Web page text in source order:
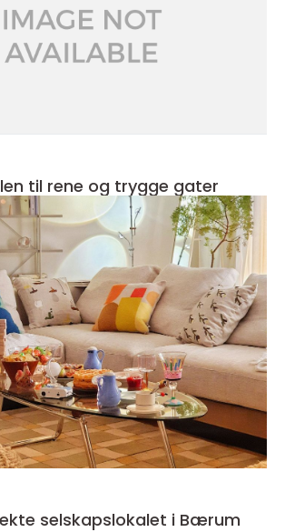
til rene og trygge gater
selskapslokalet i Bærum